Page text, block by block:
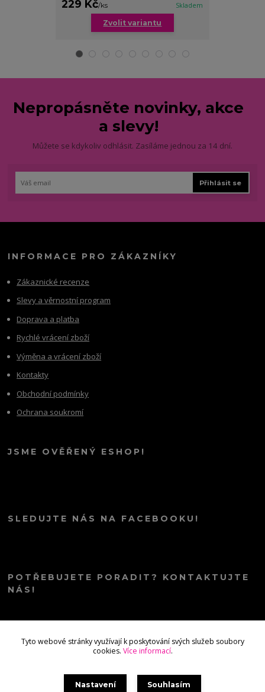
229 Kč/ks Skladem
Zvolit variantu
Nepropásněte novinky, akce
a slevy!
Můžete se kdykoliv odhlásit. Zasíláme jednou za 14 dní.
Přihlásit se
INFORMACE PRO ZÁKAZNÍKY
Zákaznické recenze
Slevy a věrnostní program
Doprava a platba
Rychlé vrácení zboží
Výměna a vrácení zboží
Kontakty
Obchodní podmínky
Ochrana soukromí
JSME OVĚŘENÝ ESHOP!
SLEDUJTE NÁS NA FACEBOOKU!
POTŘEBUJETE PORADIT? KONTAKTUJTE
NÁS!
Tyto webové stránky využívají k poskytování svých služeb soubory
cookies. Více informací.
Nastavení Souhlasím